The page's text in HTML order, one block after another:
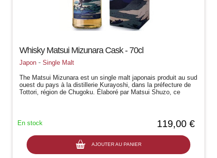
Whisky Matsui Mizunara Cask - 70cl
Japon -Single Malt
The Matsui Mizunara est un single malt japonais produit au sud
ouest du pays à la distillerie Kurayoshi, dans la préfecture de
Tottori, région de Chugoku. Élaboré par Matsui Shuzo, ce
119,00 €
AJOUTER AU PANIER
En stock